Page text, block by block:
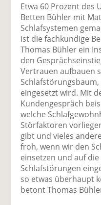
Etwa 60 Prozent des
Betten Bühler mit
Schlafsystemen
ist die fachkundige
Thomas Bühler ein
den
Vertrauen aufbauen
eingesetzt wird. Mit
Kundengespräch
welche
Störfaktoren
gibt und vieles
froh, wenn wir den
einsetzen und auf
Schlafstörungen
so etwas überhaupt
betont Thomas